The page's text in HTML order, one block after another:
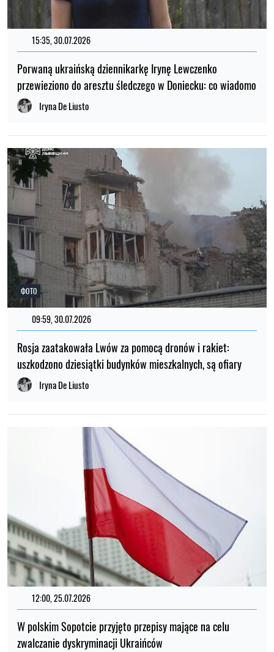
15:35, 30.07.2026
Porwaną ukraińską dziennikarkę Irynę Lewczenko
przewieziono do aresztu śledczego w Doniecku: co wiadomo
Iryna De Liusto
ФОТО
09:59, 30.07.2026
Rosja zaatakowała Lwów za pomocą dronów i rakiet:
uszkodzono dziesiątki budynków mieszkalnych, są ofiary
Iryna De Liusto
12:00, 25.07.2026
W polskim Sopotcie przyjęto przepisy mające na celu
zwalczanie dyskryminacji Ukraińców